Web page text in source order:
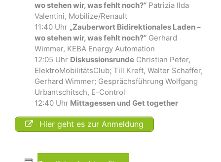
wo stehen wir, was fehlt noch?“ Patrizia Ilda
Valentini, Mobilize/Renault
11:40 Uhr „Zauberwort Bidirektionales Laden –
wo stehen wir, was fehlt noch?“ Gerhard
Wimmer, KEBA Energy Automation
12:05 Uhr Diskussionsrunde Christian Peter,
ElektroMobilitätsClub; Till Kreft, Walter Schaffer,
Gerhard Wimmer; Gesprächsführung Wolfgang
Urbantschitsch, E-Control
12:40 Uhr Mittagessen und Get together
Hier geht es zur Anmeldung